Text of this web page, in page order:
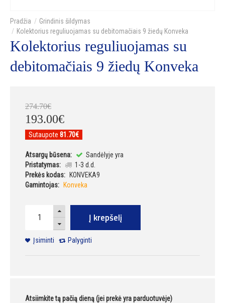
Grindinis šildymas
Kolektorius reguliuojamas su debitomačiais 9 žiedų Konveka
Kolektorius reguliuojamas su
debitomačiais 9 žiedų Konveka
274.70€
193.00€
Sutaupote 81.70€
Atsargų būsena:
Sandėlyje yra
Pristatymas:
1-3 d.d.
Prekės kodas:
KONVEKA9
Gamintojas:
Konveka
Į krepšelį
Įsiminti Palyginti
Atsiimkite tą pačią dieną (jei prekė yra parduotuvėje)